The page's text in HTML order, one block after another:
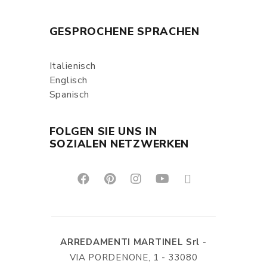
GESPROCHENE SPRACHEN
Italienisch
Englisch
Spanisch
FOLGEN SIE UNS IN
SOZIALEN NETZWERKEN
ARREDAMENTI MARTINEL Srl -
VIA PORDENONE, 1 - 33080